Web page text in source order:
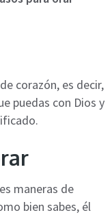
corazón, es decir,
puedas con Dios y
maneras de
bien sabes, él